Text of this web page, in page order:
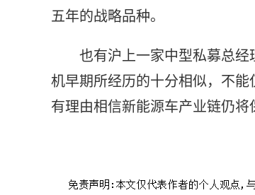
五年的战略品种。
也有沪上一家中型私募总
机早期所经历的十分相似，不能
有理由相信新能源车产业链仍将